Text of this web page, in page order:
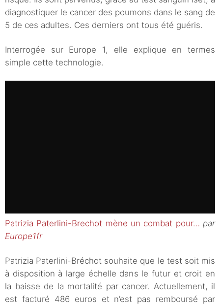
diagnostiquer le cancer des poumons dans le sang de
5 de ces adultes. Ces derniers ont tous été guéris.
Interrogée sur Europe 1, elle explique en termes
simple cette technologie.
Patrizia Paterlini-Brechot mène un combat pour… par
Europe1fr
Patrizia Paterlini-Bréchot souhaite que le test soit mis
à disposition à large échelle dans le futur et croit en
la baisse de la mortalité par cancer. Actuellement, il
est facturé 486 euros et n’est pas remboursé par